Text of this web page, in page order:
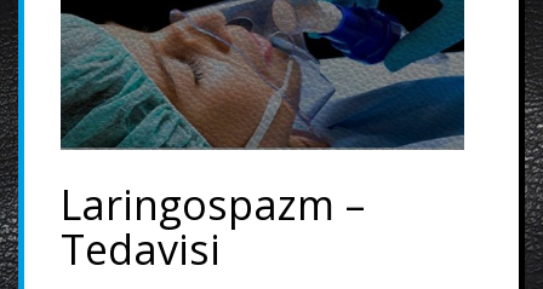
Laringospazm –
Tedavisi